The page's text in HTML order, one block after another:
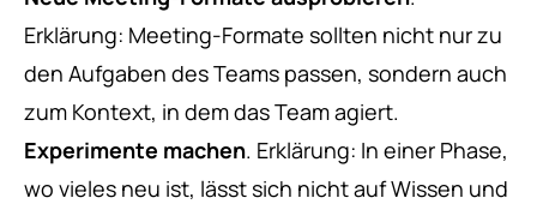
Erklärung: Meeting-Formate sollten nicht nur zu
den Aufgaben des Teams passen, sondern auch
zum Kontext, in dem das Team agiert.
Experimente machen. Erklärung: In einer Phase,
wo vieles neu ist, lässt sich nicht auf Wissen und